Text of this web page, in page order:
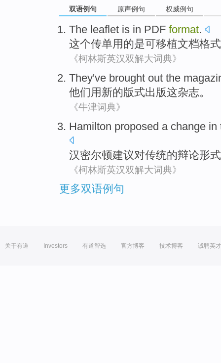
双语例句 原声例句 权威例句
The leaflet is in PDF format.
这个传单用 的是可移植文档格
《柯林斯英汉双解大词典》
They've brought out the
他们用 新的版式出版这杂志。
《牛津词典》
Hamilton proposed a change in
汉密尔顿建议对传统的辩论形式
《柯林斯英汉双解大词典》
更多双语例句
关于有道 Investors 有道智选 官方博客 技术博客 诚聘英才